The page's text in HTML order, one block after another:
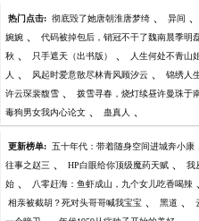
热门点击: 彻底毁了她唐朝淮唐梦绮 、 异间 、
婉婉 、 代码被掉包后，销冠不干了魏南晨季明
秋 、 只手遮天（出书版） 、 人生何处不青山
人 、 风起时爱意散尽林青风顾汐云 、 锦绣人
许云琛裴馥雪 、 拨雪寻春，烧灯续昼许曼珠于
毒狗男女我内心论文 、 蛊真人 、
更新榜单: 五十年代：带着随身空间进城奔小康
往事之赵三 、 HP白眼给你顶级魔药天赋 、 我
始 、 八零赶海：鱼虾成山，九个女儿吃香喝辣
相亲被截胡？死对头哥哥喊我宝宝 、 黑道 、